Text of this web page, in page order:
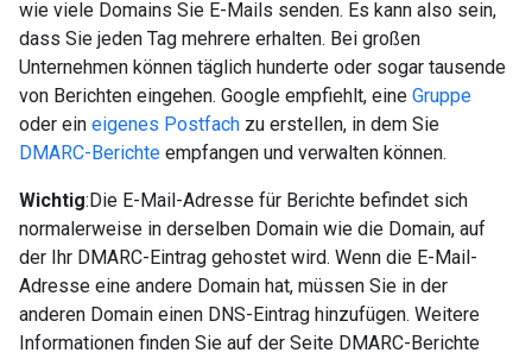
wie viele Domains Sie E-Mails senden. Es kann also sein,
dass Sie jeden Tag mehrere erhalten. Bei großen
Unternehmen können täglich hunderte oder sogar tausende
von Berichten eingehen. Google empfiehlt, eine Gruppe
oder ein eigenes Postfach zu erstellen, in dem Sie
DMARC-Berichte empfangen und verwalten können.
Wichtig:Die E-Mail-Adresse für Berichte befindet sich
normalerweise in derselben Domain wie die Domain, auf
der Ihr DMARC-Eintrag gehostet wird. Wenn die E-Mail-
Adresse eine andere Domain hat, müssen Sie in der
anderen Domain einen DNS-Eintrag hinzufügen. Weitere
Informationen finden Sie auf der Seite DMARC-Berichte